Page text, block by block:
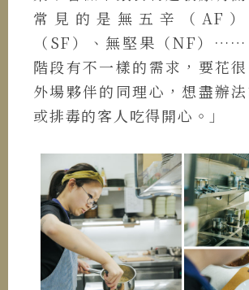
常見的是無五辛（AF
（SF）、無堅果（NF）……
階段有不一樣的需求，要花
外場夥伴的同理心，想盡辦
或排毒的客人吃得開心。」